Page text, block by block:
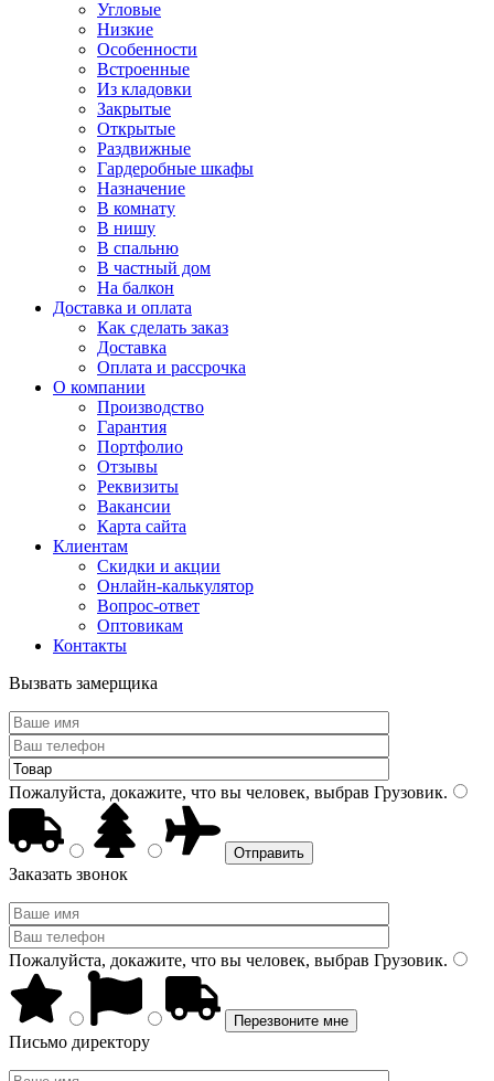
Угловые
Низкие
Особенности
Встроенные
Из кладовки
Закрытые
Открытые
Раздвижные
Гардеробные шкафы
Назначение
В комнату
В нишу
В спальню
В частный дом
На балкон
Доставка и оплата
Как сделать заказ
Доставка
Оплата и рассрочка
О компании
Производство
Гарантия
Портфолио
Отзывы
Реквизиты
Вакансии
Карта сайта
Клиентам
Скидки и акции
Онлайн-калькулятор
Вопрос-ответ
Оптовикам
Контакты
Вызвать замерщика
Пожалуйста, докажите, что вы человек, выбрав Грузовик.
Заказать звонок
Пожалуйста, докажите, что вы человек, выбрав Грузовик.
Письмо директору